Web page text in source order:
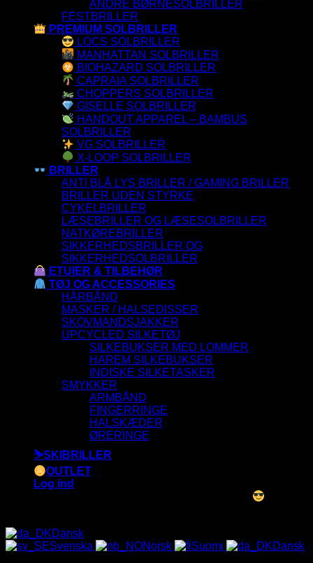
ANDRE BØRNESOLBRILLER
FESTBRILLER
PREMIUM SOLBRILLER
LOCS SOLBRILLER
MANHATTAN SOLBRILLER
BIOHAZARD SOLBRILLER
CAPRAIA SOLBRILLER
CHOPPERS SOLBRILLER
GISELLE SOLBRILLER
HANDOUT APPAREL – BAMBUS
SOLBRILLER
VG SOLBRILLER
X-LOOP SOLBRILLER
BRILLER
ANTI BLÅ LYS BRILLER / GAMING BRILLER
BRILLER UDEN STYRKE
CYKELBRILLER
LÆSEBRILLER OG LÆSESOLBRILLER
NATKØREBRILLER
SIKKERHEDSBRILLER OG
SIKKERHEDSOLBRILLER
ETUIER & TILBEHØR
TØJ OG ACCESSORIES
HÅRBÅND
MASKER / HALSEDISSER
SKOVMANDSJAKKER
UPCYCLED SILKETØJ
SILKEBUKSER MED LOMMER
HAREM SILKEBUKSER
INDISKE SILKETASKER
SMYKKER
ARMBÅND
FINGERRINGE
HALSKÆDER
ØRERINGE
⛷️SKIBRILLER
OUTLET
Log ind
Dansk
Svenska
Norsk Suomi Dansk